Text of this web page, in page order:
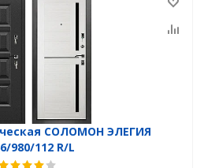
СОЛОМОН ЭЛЕГИЯ
980/112 R/L